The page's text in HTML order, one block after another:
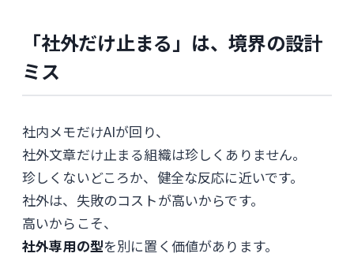
「社外だけ止まる」は、境界の設計
ミス
社内メモだけAIが回り、
社外文章だけ止まる組織は珍しくありません。
珍しくないどころか、健全な反応に近いです。
社外は、失敗のコストが高いからです。
高いからこそ、
社外専用の型を別に置く価値があります。